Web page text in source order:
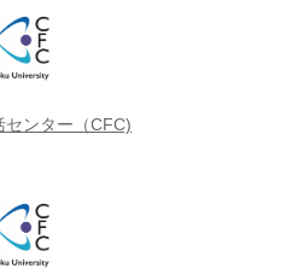
センター（CFC)